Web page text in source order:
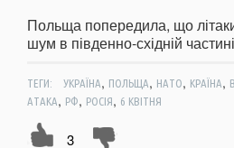
Польща попередила, що
шум в південно-східній
ТЕГИ: УКРАЇНА, ПОЛЬЩА, НАТО, КРАЇНА,
АТАКА, РФ, РОСІЯ, 6 КВІТНЯ
3